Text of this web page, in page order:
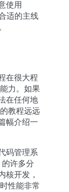
使用
适的主线
在很大程
力。如果
在任何地
教程远远
幅介绍一
码管理系
许多分
核开发，
性能非常